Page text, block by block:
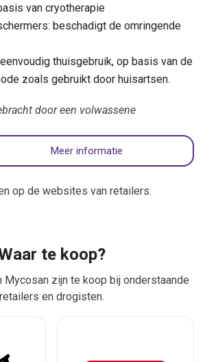
van cryotherapie
beschadigt de omringende
thuisgebruik, op basis van de
zoals gebruikt door huisartsen.
door een volwassene
Meer informatie
op de websites van retailers.
te koop?
Mycosan zijn te koop bij onderstaande
retailers en drogisten.